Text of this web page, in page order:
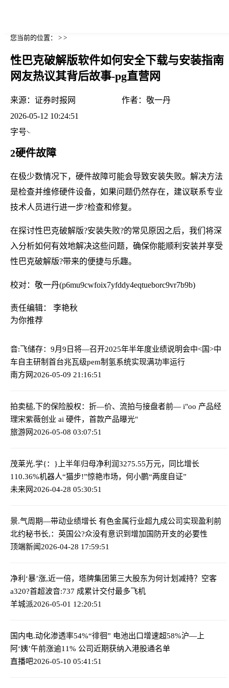
您当前的位置： > >
性巴克破解版软件如何安全下载与安装指南
网友热议其背后故事-pg直营网
来源： 证券时报网 作者： 敬一丹
2026-05-12 10:24:51
字号
2硬件故障
在极少数情况下，硬件故障可能会导致安装失败。解决方法
是检查并维修硬件设备，如果问题仍然存在，建议联系专业
技术人员进行进一步?检查和修复。
在探讨性巴克破解版?安装失败?的常见原因之后，我们将深
入分析如何有效地解决这些问题，确保你能顺利安装并享受
性巴克破解版?带来的便捷与乐趣。
校对：敬一丹(p6mu9cwfoix7yfddy4eqtueborc9vr7b9b)
责任编辑： 李艳秋
为你推荐
音:飞储存：9月9日将—召开2025年半年度业绩说明会中<国>中
车自主研制首台兆瓦级pem制氢系统实现满功率运行
南方网2026-05-09 21:16:51
拍卖槌,下的保险股权：折—价、流拍与接盘者前— i oo 产品经
理宋紫薇创业 ai 硬件，首款产品曝光
旅游网2026-05-08 03:07:51
茂莱光.学{：}上半年归母净利润3275.55万元，同比增长
110.36%机器人“猫步!”惊艳市场，何小鹏“两度自证”
未来网2026-04-28 05:30:51
景.气周期—带动业绩增长 有色金属行业超九成公司实现盈利 前
北约秘书长,：英国公?众没有意识到增加国防开支的必要性
顶端新闻2026-04-28 17:59:51
净利‘暴’涨,近一倍，塔牌集团第三大股东为何计划减持？ 空客
a320?首超波音:737 成累计交付最多飞机
羊城派2026-05-01 12:20:51
国内电.动化渗透率54%“徘徊” 电池出口增速超58%沪—上
阿‘姨’午前涨逾11% 公司近期获纳入港股通名单
直播吧2026-05-10 05:41:51